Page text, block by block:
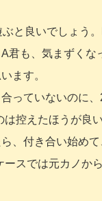
と良いでしょう
君も、気まずくな
ます。
っていないのに
控えたほうが良い
、付き合い始め
スでは元カノか